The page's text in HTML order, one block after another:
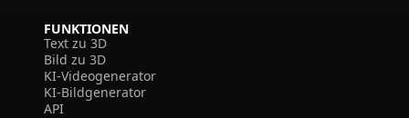
FUNKTIONEN
Text zu 3D
Bild zu 3D
KI-Videogenerator
KI-Bildgenerator
API